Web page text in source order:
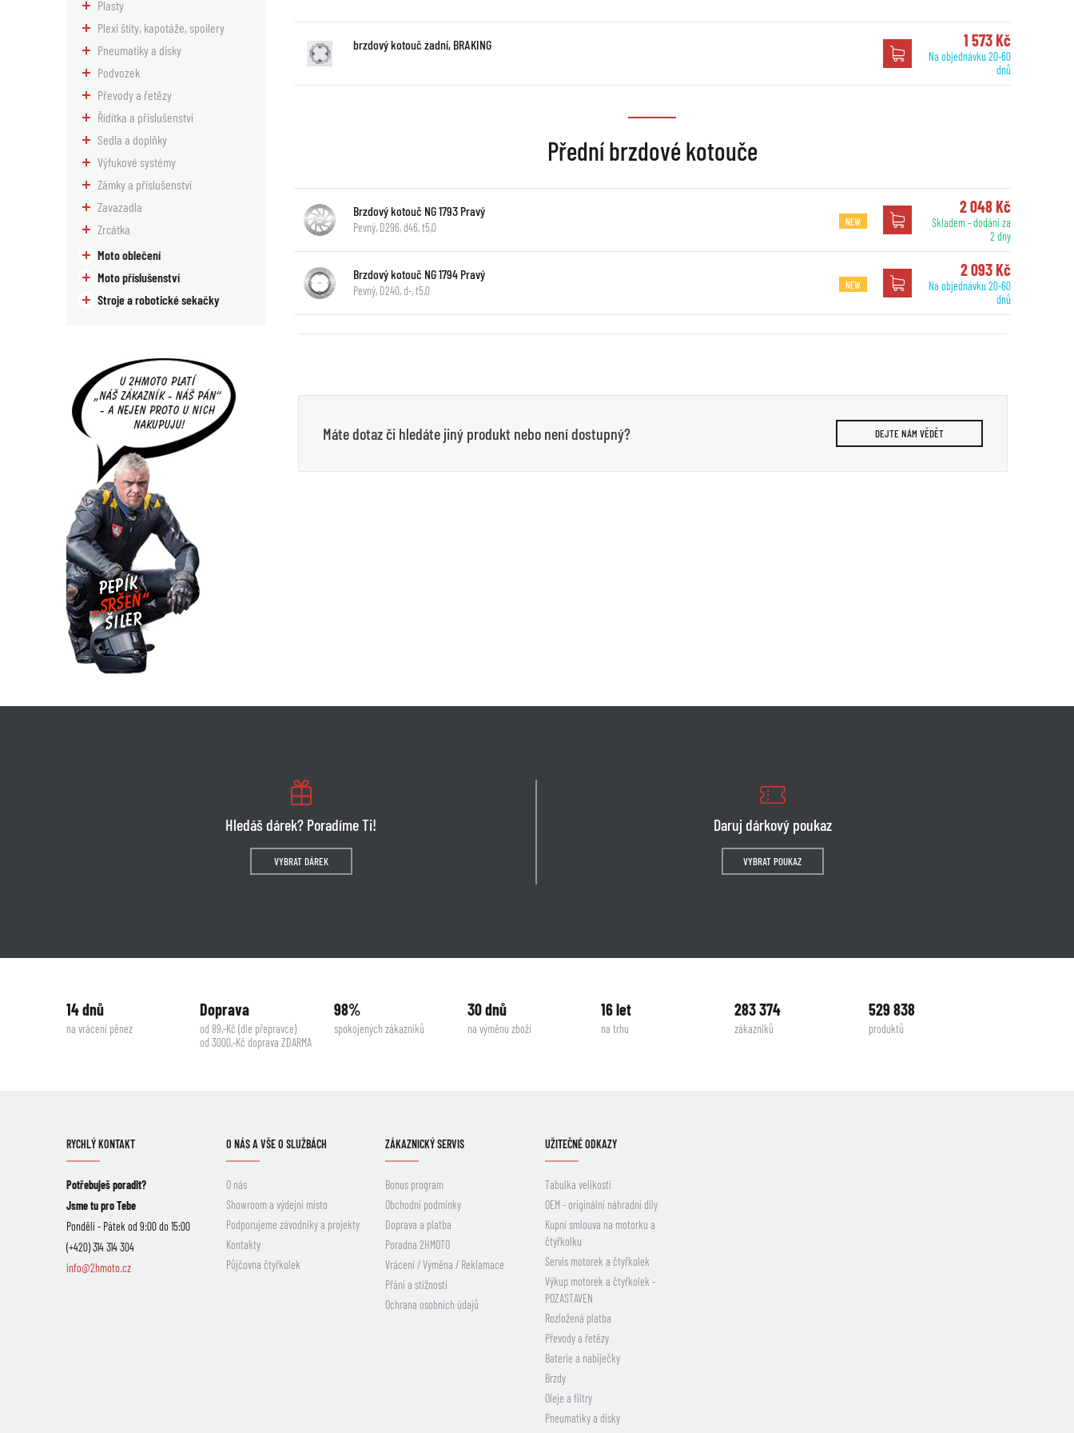
Plasty
Plexi štíty, kapotáže, spoilery
Pneumatiky a disky
Podvozek
Převody a řetězy
Řídítka a příslušenství
Sedla a doplňky
Výfukové systémy
Zámky a příslušenství
Zavazadla
Zrcátka
Moto oblečení
Moto příslušenství
Stroje a robotické sekačky
brzdový kotouč zadní, BRAKING 1 573 Kč
Na objednávku 20-60
dnů
Přední brzdové kotouče
Brzdový kotouč NG 1793 Pravý
Pevný, D296, d46, t5,0 NEW
2 048 Kč
Skladem - dodání za
2 dny
Brzdový kotouč NG 1794 Pravý
Pevný, D240, d-, t5,0 NEW
2 093 Kč
Na objednávku 20-60
dnů
Máte dotaz či hledáte jiný produkt nebo není dostupný? DEJTE NÁM VĚDĚT
Hledáš dárek? Poradíme Ti!
VYBRAT DÁREK
Daruj dárkový poukaz
VYBRAT POUKAZ
14 dnů
na vrácení pěnez
Doprava
od 89,-Kč (dle přepravce)
od 3000,-Kč doprava ZDARMA
98%
spokojených zákazníků
30 dnů
na výměnu zboží
16 let
na trhu
283 374
zákazníků
529 838
produktů
RYCHLÝ KONTAKT
Potřebuješ poradit?
Jsme tu pro Tebe
Pondělí - Pátek od 9:00 do 15:00
(+420) 314 314 304
info@2hmoto.cz
O NÁS A VŠE O SLUŽBÁCH
O nás
Showroom a výdejní místo
Podporujeme závodníky a projekty
Kontakty
Půjčovna čtyřkolek
ZÁKAZNICKÝ SERVIS
Bonus program
Obchodní podmínky
Doprava a platba
Poradna 2HMOTO
Vrácení / Výměna / Reklamace
Přání a stížnosti
Ochrana osobních údajů
UŽITEČNÉ ODKAZY
Tabulka velikostí
OEM - originální náhradní díly
Kupní smlouva na motorku a
čtyřkolku
Servis motorek a čtyřkolek
Výkup motorek a čtyřkolek -
POZASTAVEN
Rozložená platba
Převody a řetězy
Baterie a nabíječky
Brzdy
Oleje a filtry
Pneumatiky a disky